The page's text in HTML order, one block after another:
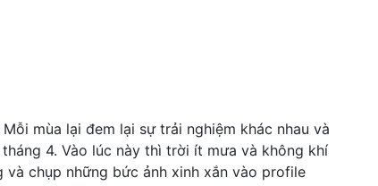
mùa lại đem lại sự trải nghiệm khác nhau và
4. Vào lúc này thì trời ít mưa và không khí
chụp những bức ảnh xinh xắn vào profile